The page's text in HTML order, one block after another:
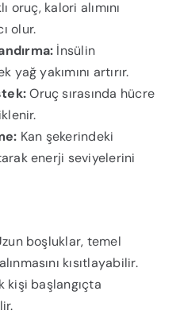
oruç, kalori alımını
olur.
İnsülin
yakımını artırır.
Oruç sırasında hücre
Kan şekerindeki
enerji seviyelerini
boşluklar, temel
kısıtlayabilir.
kişi başlangıçta